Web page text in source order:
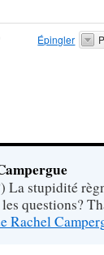
Épingler
La stupidité
questions?
Rachel